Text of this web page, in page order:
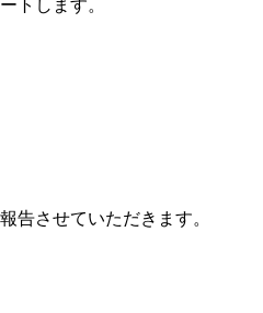
トします。
告させていただきます。